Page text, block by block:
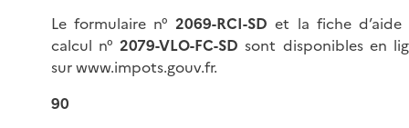
Le formulaire n°2069-RCI-SD et la fiche d’aide
calcul n°2079-VLO-FC-SD sont disponibles en
sur www.impots.gouv.fr.
90